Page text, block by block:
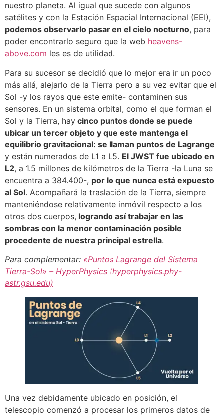
nuestro planeta. Al igual que sucede con algunos
satélites y con la Estación Espacial Internacional (EEI),
podemos observarlo pasar en el cielo nocturno, para
poder encontrarlo seguro que la web heavens-
above.com les es de utilidad.
Para su sucesor se decidió que lo mejor era ir un poco
más allá, alejarlo de la Tierra pero a su vez evitar que el
Sol -y los rayos que este emite- contaminen sus
sensores. En un sistema orbital, como el que forman el
Sol y la Tierra, hay cinco puntos donde se puede
ubicar un tercer objeto y que este mantenga el
equilibrio gravitacional: se llaman puntos de Lagrange
y están numerados de L1 a L5. El JWST fue ubicado en
L2, a 1.5 millones de kilómetros de la Tierra -la Luna se
encuentra a 384.400-, por lo que nunca está expuesto
al Sol. Acompañará la traslación de la Tierra, siempre
manteniéndose relativamente inmóvil respecto a los
otros dos cuerpos, logrando así trabajar en las
sombras con la menor contaminación posible
procedente de nuestra principal estrella.
Para complementar: «Puntos Lagrange del Sistema
Tierra-Sol» – HyperPhysics (hyperphysics.phy-
astr.gsu.edu)
Una vez debidamente ubicado en posición, el
telescopio comenzó a procesar los primeros datos de